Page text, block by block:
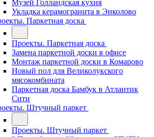
Музей Голландская кухня
Укладка керамогранита в Энколово
Паркетная доска
Проекты. Паркетная доска
Замена паркетной доски в офисе
Монтаж паркетной доски в Комарово
Новый пол для Великолукского
мясокомбината
Паркетная доска Бамбук в Атлантик
Сити
Штучный паркет
Проекты. Штучный паркет